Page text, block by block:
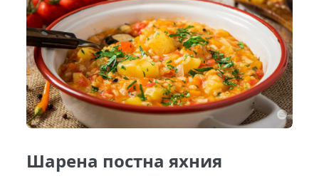
Шарена постна яхния